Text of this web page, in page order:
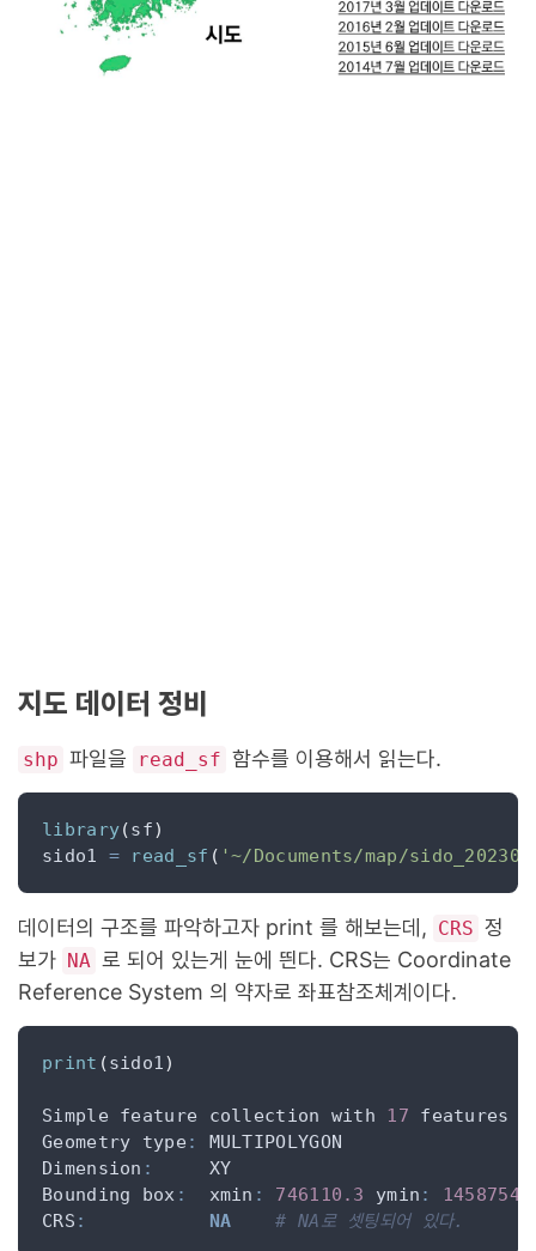
지도 데이터 정비
shp 파일을 read_sf 함수를 이용해서 읽는다.
library(sf)
sido1 = read_sf ( '~/Documents/map/
데이터의 구조를 파악하고자 print 를 해보는데, CRS 정
보가 NA 로 되어 있는게 눈에 띈다. CRS는 Coordinate
Reference System 의 약자로 좌표참조체계이다.
print (sido1)
Simple feature collection with 17 features
Geometry type :
Dimension :
Bounding box :
  xmin
: 746110.3 ymin : 1458754
CRS : NA # NA로 셋팅되어 있다.